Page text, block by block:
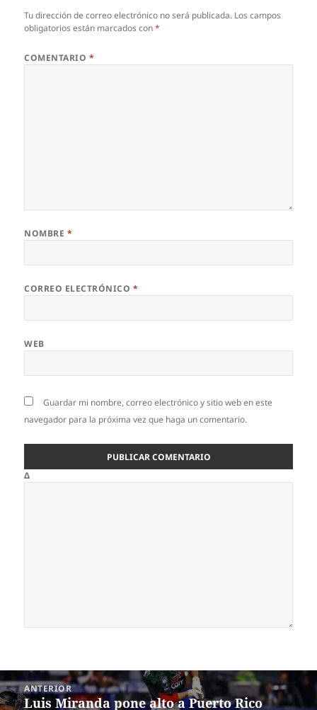
Tu dirección de correo electrónico no será publicada. Los campos
obligatorios están marcados con*
COMENTARIO *
NOMBRE *
CORREO ELECTRÓNICO *
WEB
Guardar mi nombre, correo electrónico y sitio web en este
navegador para la próxima vez que haga un comentario.
Δ
Navegación
de
ANTERIOR
Entrada
Luis Miranda pone alto a Puerto Rico